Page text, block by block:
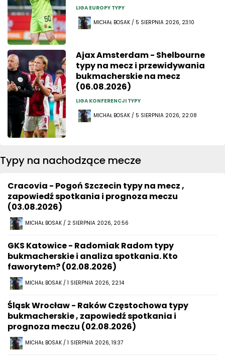
LIGA EUROPY TYPY
MICHAŁ BOSAK / 5 SIERPNIA 2026, 23:10
Ajax Amsterdam - Shelbourne
typy na mecz i przewidywania
bukmacherskie na mecz
(06.08.2026)
LIGA KONFERENCJI TYPY
MICHAŁ BOSAK / 5 SIERPNIA 2026, 22:08
Typy na nachodzące mecze
Cracovia - Pogoń Szczecin typy na mecz ,
zapowiedź spotkania i prognoza meczu
(03.08.2026)
MICHAŁ BOSAK / 2 SIERPNIA 2026, 20:56
GKS Katowice - Radomiak Radom typy
bukmacherskie i analiza spotkania. Kto
faworytem? (02.08.2026)
MICHAŁ BOSAK / 1 SIERPNIA 2026, 22:14
Śląsk Wrocław - Raków Częstochowa typy
bukmacherskie , zapowiedź spotkania i
prognoza meczu (02.08.2026)
MICHAŁ BOSAK / 1 SIERPNIA 2026, 19:37